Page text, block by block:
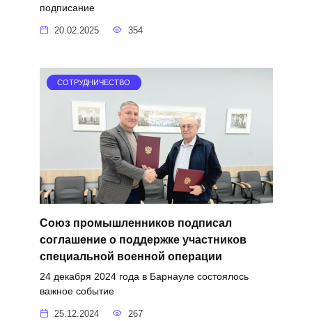
подписание
20.02.2025 354
СОТРУДНИЧЕСТВО
Союз промышленников подписал
соглашение о поддержке участников
специальной военной операции
24 декабря 2024 года в Барнауле состоялось
важное событие
25.12.2024 267